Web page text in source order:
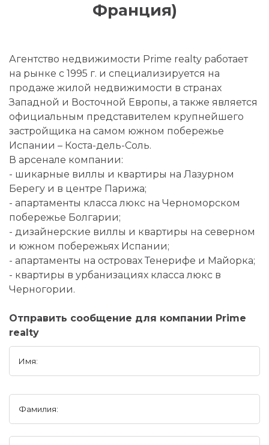
Франция)
Агентство недвижимости Prime realty работает
на рынке с 1995 г. и специализируется на
продаже жилой недвижимости в странах
Западной и Восточной Европы, а также является
официальным представителем крупнейшего
застройщика на самом южном побережье
Испании – Коста-дель-Соль.
В арсенале компании:
- шикарные виллы и квартиры на Лазурном
Берегу и в центре Парижа;
- апартаменты класса люкс на Черноморском
побережье Болгарии;
- дизайнерские виллы и квартиры на северном
и южном побережьях Испании;
- апартаменты на островах Тенерифе и Майорка;
- квартиры в урбанизациях класса люкс в
Черногории.
Отправить сообщение для компании Prime
realty
Имя:
Фамилия: